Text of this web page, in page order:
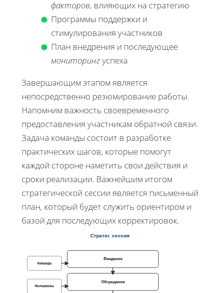
факторов, влияющих на стратегию
Программы поддержки и
стимулирования участников
План внедрения и последующее
мониторинг успеха
Завершающим этапом является
непосредственно резюмирование работы.
Напомним важность своевременного
предоставления участникам обратной связи.
Задача команды состоит в разработке
практических шагов, которые помогут
каждой стороне наметить свои действия и
сроки реализации. Важнейшим итогом
стратегической сессии является письменный
план, который будет служить ориентиром и
базой для последующих корректировок.
Стратег. сессия
Введение
Обсуждение
Команда
Материалы